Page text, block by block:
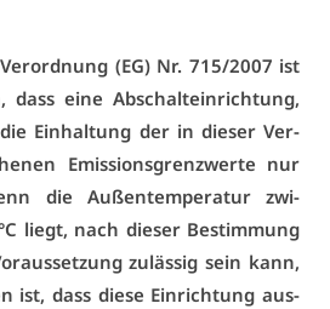
(EG) Nr. 715/2007 ist
dass ei­ne Ab­schalt­ein­rich­tung,
Ein­hal­tung der in die­ser Ver­
Emis­si­ons­grenz­wer­te nur
die Au­ßen­tem­pe­ra­tur zwi­
liegt, nach die­ser Be­stim­mung
zu­läs­sig sein kann,
ist, dass die­se Ein­rich­tung aus­